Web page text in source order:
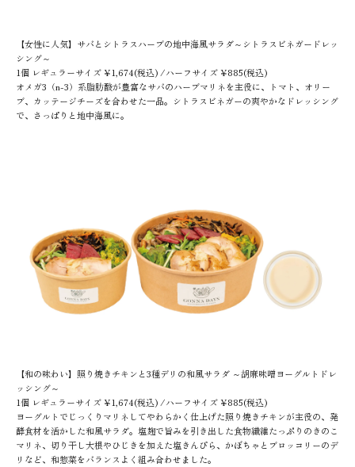
【女性に人気】サバとシトラスハーブの地中海風サラダ～シトラスビネガードレッ
シング～
1個 レギュラーサイズ ¥1,674(税込) /ハーフサイズ ¥885(税込)
オメガ3（n-3）系脂肪酸が豊富なサバのハーブマリネを主役に、トマト、オリー
ブ、カッテージチーズを合わせた一品。シトラスビネガーの爽やかなドレッシング
で、さっぱりと地中海風に。
【和の味わい】照り焼きチキンと3種デリの和風サラダ ～胡麻味噌ヨーグルトドレ
ッシング～
1個 レギュラーサイズ ¥1,674(税込) /ハーフサイズ ¥885(税込)
ヨーグルトでじっくりマリネしてやわらかく仕上げた照り焼きチキンが主役の、発
酵食材を活かした和風サラダ。塩麹で旨みを引き出した食物繊維たっぷりのきのこ
マリネ、切り干し大根やひじきを加えた塩きんぴら、かぼちゃとブロッコリーのデ
リなど、和惣菜をバランスよく組み合わせました。